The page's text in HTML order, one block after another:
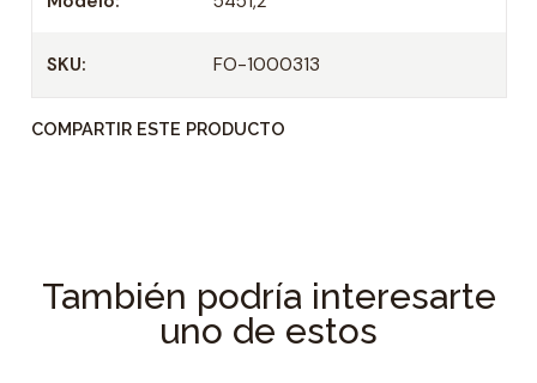
SKU: FO-1000313
COMPARTIR ESTE PRODUCTO
También podría interesarte
uno de estos